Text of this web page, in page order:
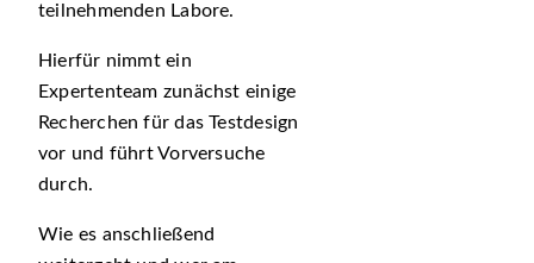
teilnehmenden Labore.
Hierfür nimmt ein
Expertenteam zunächst einige
Recherchen für das Testdesign
vor und führt Vorversuche
durch.
Wie es anschließend